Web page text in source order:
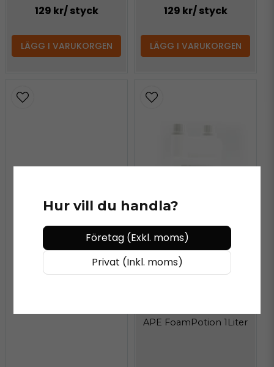
129 kr/ styck
LÄGG I VARUKORGEN
129 kr/ styck
LÄGG I VARUKORGEN
APE FoamPotion 1Liter
Hur vill du handla?
Företag (Exkl. moms)
Privat (Inkl. moms)